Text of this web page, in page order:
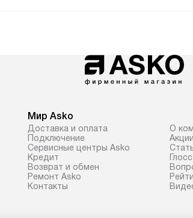
Мир Asko
Доставка и оплата
Подключение
Сервисные центры Asko
Кредит
Возврат и обмен
Ремонт Asko
Контакты
О